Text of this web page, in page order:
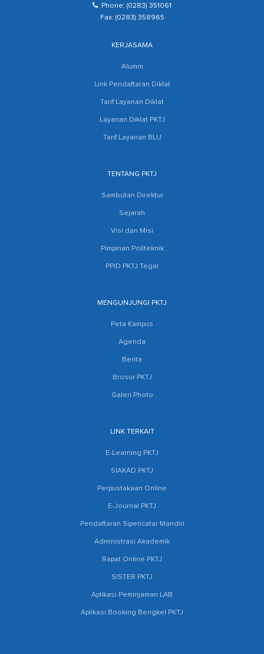
Phone: (0283) 351061
Fax: (0283) 358965
KERJASAMA
Alumni
Link Pendaftaran Diklat
Tarif Layanan Diklat
Layanan Diklat PKTJ
Tarif Layanan BLU
TENTANG PKTJ
Sambutan Direktur
Sejarah
Visi dan Misi
Pimpinan Politeknik
PPID PKTJ Tegal
MENGUNJUNGI PKTJ
Peta Kampus
Agenda
Berita
Brosur PKTJ
Galeri Photo
LINK TERKAIT
E-Learning PKTJ
SIAKAD PKTJ
Perpustakaan Online
E-Journal PKTJ
Pendaftaran Sipencatar Mandiri
Administrasi Akademik
Rapat Online PKTJ
SISTER PKTJ
Aplikasi Peminjaman LAB
Aplikasi Booking Bengkel PKTJ